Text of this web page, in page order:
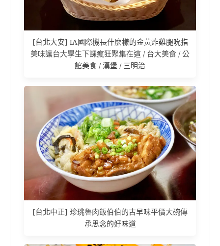
[台北大安] IA國際機長什麼樣的金黃炸雞腿吮指
美味讓台大學生下課瘋狂聚集在這 / 台大美食 / 公
館美食 / 漢堡 / 三明治
[台北中正] 珍珧魯肉飯伯伯的古早味平價大碗傳
承思念的好味道